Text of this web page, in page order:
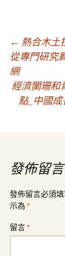
文
章
導
覽
← 熱合木土
從專門研究
網
經濟闌珊和
點_中國
發佈留言
發佈留言必須
示為 *
留言 *